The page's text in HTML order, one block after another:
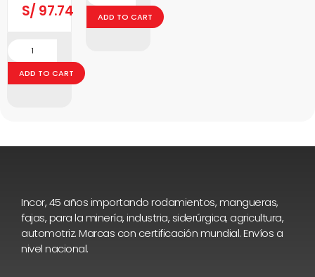
S/ 97.74
ADD TO CART
ADD TO CART
Incor, 45 años importando rodamientos, mangueras,
fajas, para la minería, industria, siderúrgica, agricultura,
automotriz. Marcas con certificación mundial. Envíos a
nivel nacional.